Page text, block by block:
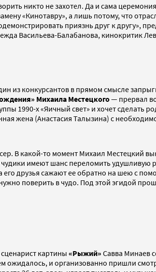
никто не захотел. Да и сама
«Кинотавру», а лишь потому, что
приязнь друг к
Васильева-Балабанова, кинокритик
из конкурсантов в прямом смысле
Михаила Местецкого— прервал
1990-х «Яичный свет» и хочет сделать
жена (Анастасия Талызина) с
В какой-то момент Михаил Местецкий
имеют шанс переломить
его друзья сажают ее обратно на шею с
поверить в чудо. Под этой эгидой
картины «Рыжий» Савва Минаев
ожидалось, и организованно пришли